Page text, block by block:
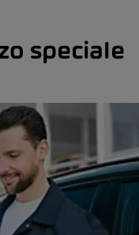
speciale